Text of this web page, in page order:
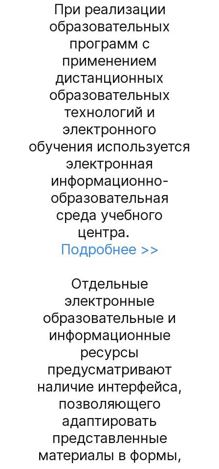
При реализации
образовательных
программ с
применением
дистанционных
образовательных
технологий и
электронного
обучения используется
электронная
информационно-
образовательная
среда учебного
центра.
Подробнее >>
Отдельные
электронные
образовательные и
информационные
ресурсы
предусматривают
наличие интерфейса,
позволяющего
адаптировать
представленные
материалы в формы,